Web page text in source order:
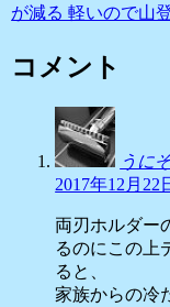
が減る 軽いので山
コメント
うに
2017年12月22
両刃ホルダー
るのにこの上
ると、
家族からの冷